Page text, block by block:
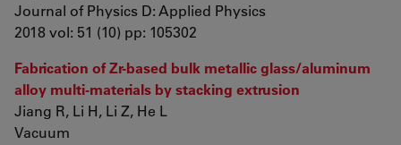
Journal of Physics D: Applied Physics
2018 vol: 51 (10) pp: 105302
Fabrication of Zr-based bulk metallic glass/aluminum
alloy multi-materials by stacking extrusion
Jiang R, Li H, Li Z, He L
Vacuum